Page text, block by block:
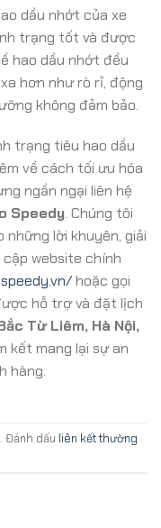
dầu nhớt của xe
trạng tốt và được
hao dầu nhớt đều
hơn như rò rỉ, động
không đảm bảo.
trạng tiêu hao dầu
về cách tối ưu hóa
ngần ngại liên hệ
Speedy. Chúng tôi
những lời khuyên, giải
website chính
hoặc gọi
hỗ trợ và đặt lịch
Từ Liêm, Hà Nội,
kết mang lại sự an
hàng.
. Đánh dấu liên kết thường